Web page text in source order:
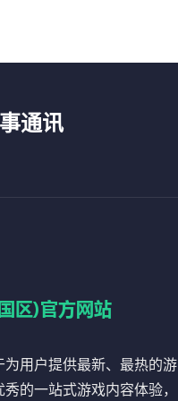
通讯
为用户提供最新、最热的游
的一站式游戏内容体验，